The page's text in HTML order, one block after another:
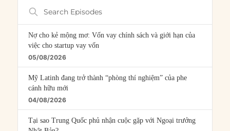
Search
Episodes
Nợ cho kẻ mộng mơ: Vốn vay chính sách và giới hạn của
việc cho startup vay vốn
05/08/2026
Mỹ Latinh đang trở thành “phòng thí nghiệm” của phe
cánh hữu mới
04/08/2026
Tại sao Trung Quốc phủ nhận cuộc gặp với Ngoại trưởng